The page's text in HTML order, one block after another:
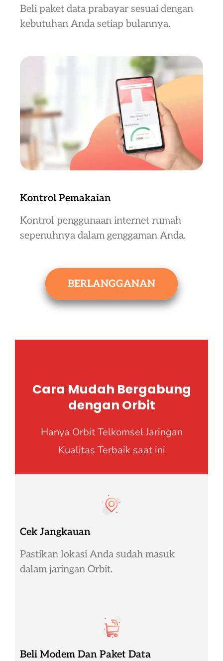
Beli paket data prabayar sesuai dengan
kebutuhan Anda setiap bulannya.
Kontrol Pemakaian
Kontrol penggunaan internet rumah
sepenuhnya dalam genggaman Anda.
BERLANGGANAN
Cara Mudah Bergabung
dengan Orbit
Hanya Orbit Telkomsel Jaringan
Kualitas Terbaik saat ini
Cek Jangkauan
Pastikan lokasi Anda sudah masuk
dalam jaringan Orbit.
Beli Modem Dan Paket Data